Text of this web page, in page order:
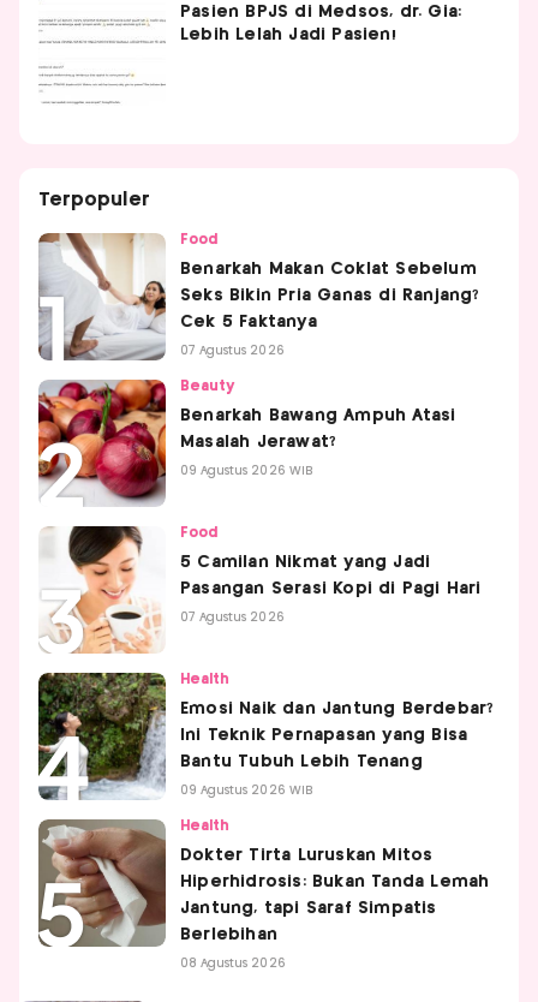
Pasien BPJS di Medsos, dr. Gia:
Lebih Lelah Jadi Pasien!
Terpopuler
Food
Benarkah Makan Coklat Sebelum
Seks Bikin Pria Ganas di Ranjang?
Cek 5 Faktanya
07 Agustus 2026
Beauty
Benarkah Bawang Ampuh Atasi
Masalah Jerawat?
09 Agustus 2026 WIB
Food
5 Camilan Nikmat yang Jadi
Pasangan Serasi Kopi di Pagi Hari
07 Agustus 2026
Health
Emosi Naik dan Jantung Berdebar?
Ini Teknik Pernapasan yang Bisa
Bantu Tubuh Lebih Tenang
09 Agustus 2026 WIB
Health
Dokter Tirta Luruskan Mitos
Hiperhidrosis: Bukan Tanda Lemah
Jantung, tapi Saraf Simpatis
Berlebihan
08 Agustus 2026